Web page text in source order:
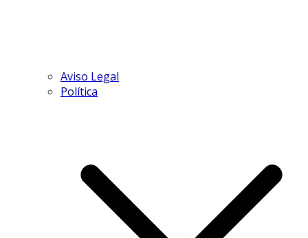
Aviso Legal
Política